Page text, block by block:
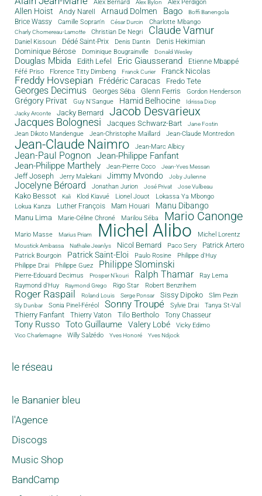
Alex Bernard Alex Bylon Alex Perdigon
Allen Hoist Andy Narell Arnaud Dolmen Bago Boffi Banengola
Brice Wassy Camille Sopran'n César Durcin Charlotte Mbango
Charly Chomereau-Lamotte Christian De Negri Claude Vamur
Daniel Kissoun Dédé Saint-Prix Denis Dantin Denis Hekimian
Dominique Bérose Dominique Bougrainville Donald Wesley
Douglas Mbida Edith Lefel Eric Giausserand Etienne Mbappé
Féfé Priso Florence Titty Dimbeng Franck Curier Franck Nicolas
Freddy Hovsepian Frédéric Caracas Fredo Tete
Georges Decimus Georges Séba Glenn Ferris Gordon Henderson
Grégory Privat Guy N'Sangue Hamid Belhocine
Idrissa Diop
Jacky Arconte
Jacky Bernard Jacob Desvarieux
Jacques Bolognesi Jacques Schwarz-Bart Jane Fostin
Jean Dikoto Mandengue Jean-Christophe Maillard Jean-Claude Montredon
Jean-Claude Naimro Jean-Marc Albicy
Jean-Paul Pognon
Jean-Philippe Fanfant
Jean-Philippe Marthely
Jean-Pierre Coco Jean-Yves Messan
Jeff Joseph Jerry Malekani Jimmy Mvondo Joby Julienne
Jocelyne Béroard Jonathan Jurion José Privat Jose Vulbeau
Kako Bessot Kali Klod Kiavué Lionel Jouot
Lokassa Ya Mbongo
Lokua Kanza
Luther François Mam Houari Manu Dibango
Manu Lima Marie-Céline Chroné Marilou Séba Mario Canonge
Mario Masse Marius Priam Michel Alibo Michel Lorentz
Moustick Ambassa Nathalie Jeanlys Nicol Bernard Paco Sery
Patrick Artero
Patrick Bourgoin
Patrick Saint-Eloi Paulo Rosine
Philippe d'Huy
Philippe Drai
Philippe Guez Philippe Slominski
Pierre-Edouard Decimus Prosper N'kouri Ralph Thamar
Ray Lema
Raymond d'Huy
Raymond Grego Rigo Star Robert Benzrihem
Roger Raspail Roland Louis Serge Ponsar Sissy Dipoko Slim Pezin
Sly Dunbar Sonia Pinel-Féréol Sonny Troupé Sylvie Drai Tanya St-Val
Thierry Fanfant Thierry Vaton Tilo Bertholo Tony Chasseur
Tony Russo Toto Guillaume Valery Lobé Vicky Edimo
Vico Charlemagne Willy Salzédo Yves Honoré Yves Ndjock
le réseau
le Bananier bleu
l'Agence
Discogs
Music Shop
BandCamp